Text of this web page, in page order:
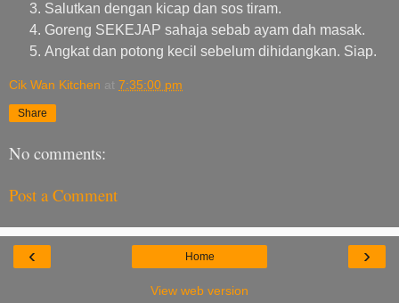
Salutkan dengan kicap dan sos tiram.
Goreng SEKEJAP sahaja sebab ayam dah masak.
Angkat dan potong kecil sebelum dihidangkan. Siap.
Cik Wan Kitchen at 7:35:00 pm
Share
No comments:
Post a Comment
‹ ›
Home
View web version